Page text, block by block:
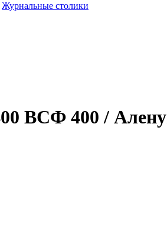
Журнальные столики
ВСФ 400 /